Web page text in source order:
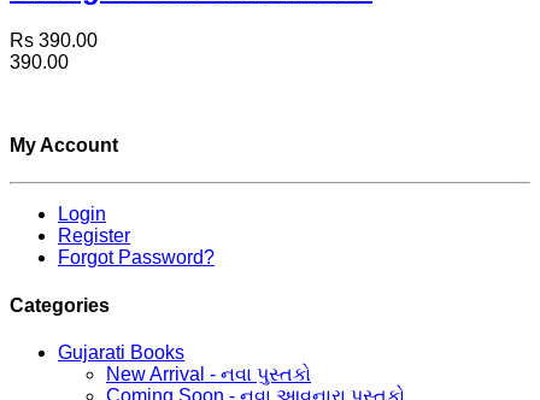
Rs 390.00
390.00
My Account
Login
Register
Forgot Password?
Categories
Gujarati Books
New Arrival - નવા પુસ્તકો
Coming Soon - નવા આવનારા પુસ્તકો